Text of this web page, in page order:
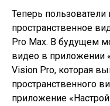
Теперь пользователи
пространственное
Pro Max. В будущем
видео в приложении
Vision Pro, которая
пространственного
приложение